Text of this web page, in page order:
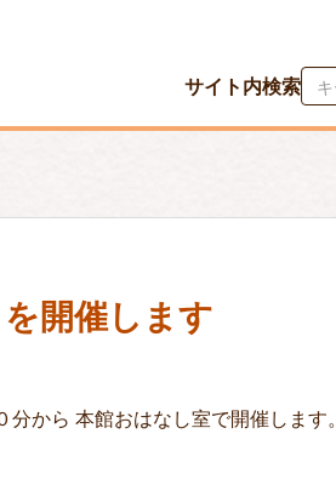
サイト内検索
開催します
から 本館おはなし室で開催します。